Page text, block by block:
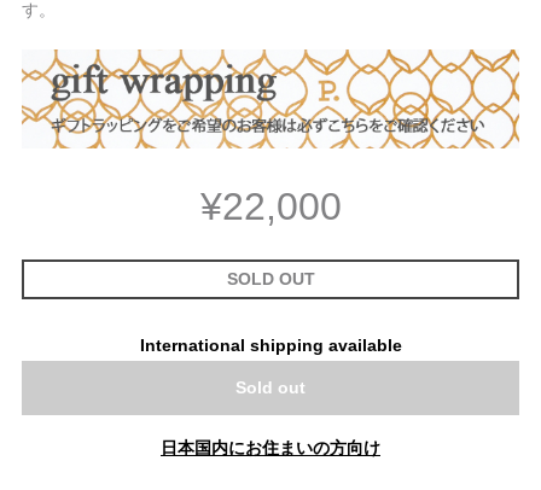
す。
¥22,000
SOLD OUT
International shipping available
Sold out
日本国内にお住まいの方向け